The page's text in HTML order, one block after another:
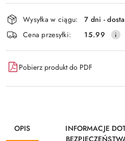
Dostępność
i
dostawa
Wysyłka w ciągu:
7 dni -
Cena przesyłki:
15.99
Pobierz produkt do PDF
OPIS
INFORMACJE